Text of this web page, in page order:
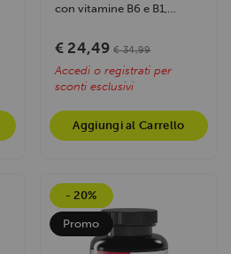
con vitamine B6 e B1,
energia e...
€ 24,49 € 34,99
Accedi o registrati per
sconti esclusivi
Aggiungi al Carrello
- 20%
Promo